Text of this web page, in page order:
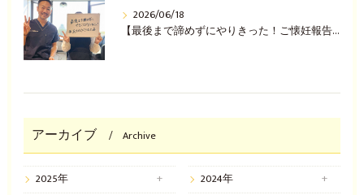
2026/06/18
【最後まで諦めずにやりきった！ご懐妊報告(^^♪】
アーカイブ Archive
2025年
2024年